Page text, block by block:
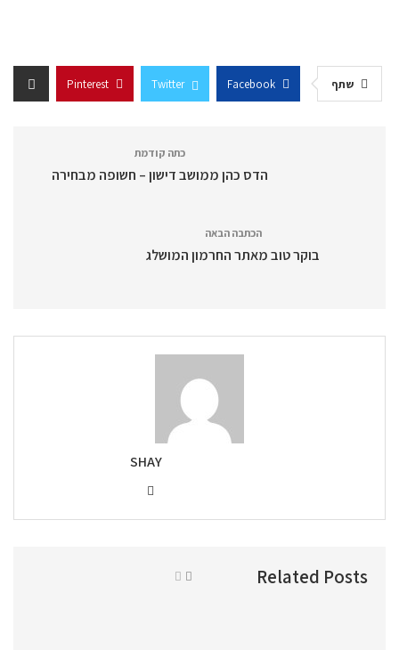
שתף Facebook
Twitter
Pinterest
כתה קודמת
הדס כהן ממושב דישון – חשופה מבחירה
הכתבה הבאה
בוקר טוב מאתר החרמון המושלג
SHAY
Related Posts